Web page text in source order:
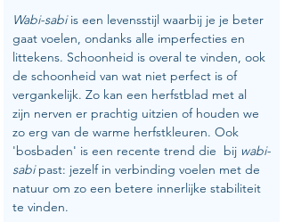
Wabi-sabi is een levensstijl waarbij je je beter
gaat voelen, ondanks alle imperfecties en
littekens. Schoonheid is overal te vinden, ook
de schoonheid van wat niet perfect is of
vergankelijk. Zo kan een herfstblad met al
zijn nerven er prachtig uitzien of houden we
zo erg van de warme herfstkleuren. Ook
'bosbaden' is een recente trend die  bij wabi-
sabi past: jezelf in verbinding voelen met de
natuur om zo een betere innerlijke stabiliteit
te vinden.